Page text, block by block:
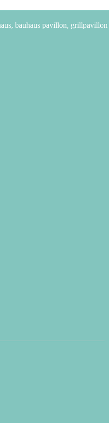
bauhaus pavillon, grillpavillon